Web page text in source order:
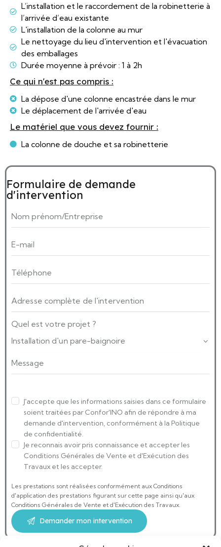
L’installation et le raccordement de la robinetterie à
l’arrivée d’eau existante
L'installation de la colonne au mur
Le nettoyage du lieu d'intervention et l'évacuation
des emballages
Durée moyenne à prévoir : 1 à 2h
Ce qui n'est pas compris :
La dépose d'une colonne encastrée dans le mur
Le déplacement de l'arrivée d'eau
Le matériel que vous devez fournir :
La colonne de douche et sa robinetterie
Formulaire de demande
d'intervention
Quel est votre projet ?
J'accepte que les informations saisies dans ce formulaire
soient traitées par Confor'INO afin de répondre à ma
demande d'intervention, conformément à la Politique
de confidentialité.
Je reconnais avoir pris connaissance et accepter les
Conditions Générales de Vente et d'Exécution des
Travaux et les accepter.
Les prestations sont réalisées conformément aux Conditions
d'application des prestations figurant sur cette page ainsi qu'aux
Conditions Générales de Vente et d'Exécution des Travaux.